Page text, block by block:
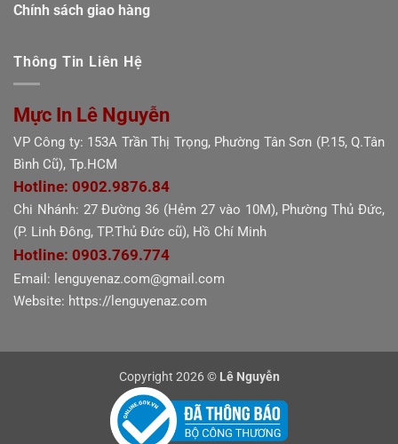
Chính sách giao hàng
Thông Tin Liên Hệ
Mực In Lê Nguyễn
VP Công ty: 153A Trần Thị Trọng, Phường Tân Sơn (P.15, Q.Tân
Bình Cũ), Tp.HCM
Hotline: 0902.9876.84
Chi Nhánh: 27 Đường 36 (Hẻm 27 vào 10M), Phường Thủ Đức,
(P. Linh Đông, TP.Thủ Đức cũ), Hồ Chí Minh
Hotline: 0903.769.774
Email: lenguyenaz.com@gmail.com
Website: https://lenguyenaz.com
Copyright 2026 © Lê Nguyễn